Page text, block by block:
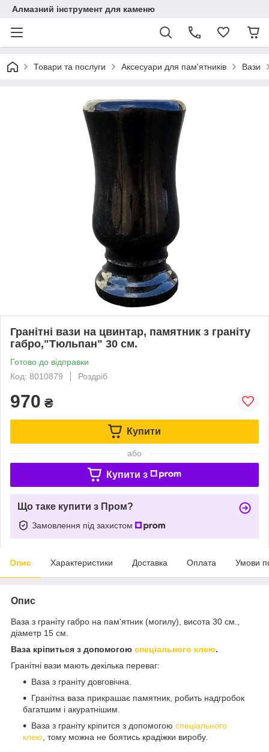
Алмазний інструмент для каменю
Товари та послуги Аксесуари для пам'ятників Вази
Гранітні вази на цвинтар, памятник з граніту
габро,"Тюльпан" 30 см.
Готово до відправки
Код: 8010879
Роздріб
970 ₴
Купити
або
Купити з
Що таке купити з Пром?
Замовлення під захистом
Опис Характеристики Доставка Оплата Умови
Опис
Ваза з граніту габро на пам'ятник (могилу), висота 30 см.,
діаметр 15 см.
Ваза кріпиться з допомогою спеціального клею.
Гранітні вази мають декілька переваг:
Ваза з граніту довговічна.
Гранітна ваза прикрашає памятник, робить надгробок
багатшим і акуратнішим.
Ваза з граніту кріпится з допомогою спеціального
клею , тому можна не боятись крадіжки виробу.